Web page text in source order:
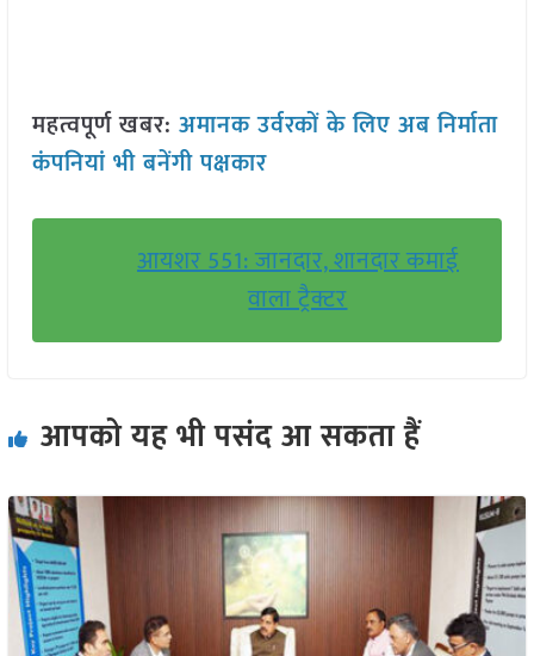
महत्वपूर्ण खबर: अमानक उर्वरकों के लिए अब निर्माता
कंपनियां भी बनेंगी पक्षकार
आयशर 551: जानदार, शानदार कमाई
वाला ट्रैक्टर
आपको यह भी पसंद आ सकता हैं